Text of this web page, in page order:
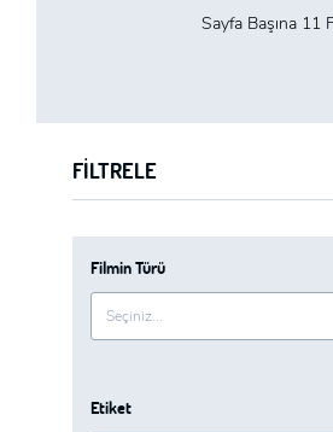
Sayfa Başına 11
FILTRELE
Filmin Türü
Etiket